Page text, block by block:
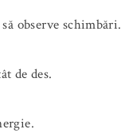
observe schimbări.
de des.